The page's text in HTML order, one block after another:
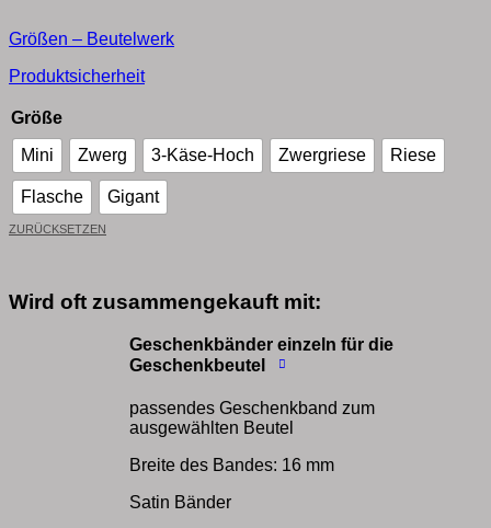
Größen – Beutelwerk
Produktsicherheit
Größe
Mini Zwerg 3-Käse-Hoch Zwergriese Riese
Flasche Gigant
ZURÜCKSETZEN
Wird oft zusammengekauft mit:
Geschenkbänder einzeln für die
Geschenkbeutel
passendes Geschenkband zum
ausgewählten Beutel
Breite des Bandes: 16 mm
Satin Bänder